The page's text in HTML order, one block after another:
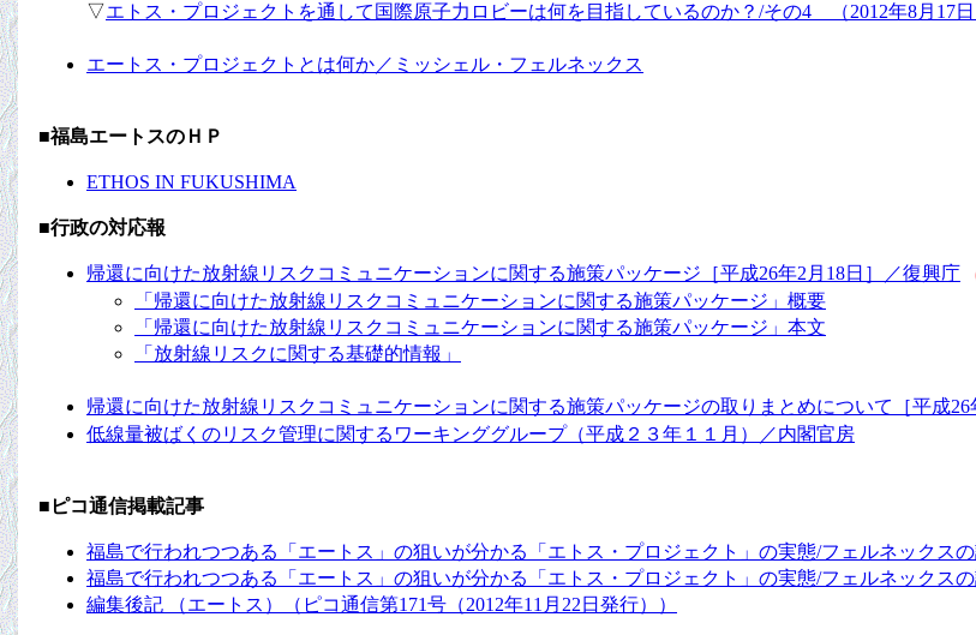
▽エトス・プロジェクトを通して国際原子力ロビーは何を目指しているのか？/その4 （2012年8月17日
エートス・プロジェクトとは何か／ミッシェル・フェルネックス
■福島エートスのＨＰ
ETHOS IN FUKUSHIMA
■行政の対応報
帰還に向けた放射線リスクコミュニケーションに関する施策パッケージ［平成26年2月18日］／復興庁
「帰還に向けた放射線リスクコミュニケーションに関する施策パッケージ」概要
「帰還に向けた放射線リスクコミュニケーションに関する施策パッケージ」本文
「放射線リスクに関する基礎的情報」
帰還に向けた放射線リスクコミュニケーションに関する施策パッケージの取りまとめについて［平成26
低線量被ばくのリスク管理に関するワーキンググループ（平成２３年１１月）／内閣官房
■ピコ通信掲載記事
福島で行われつつある「エートス」の狙いが分かる「エトス・プロジェクト」の実態/フェルネックスの
福島で行われつつある「エートス」の狙いが分かる「エトス・プロジェクト」の実態/フェルネックスの
編集後記 （エートス）（ピコ通信第171号（2012年11月22日発行））